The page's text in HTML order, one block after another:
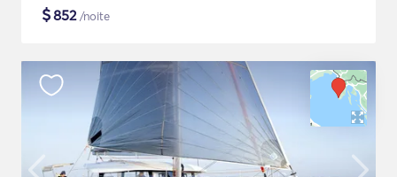
$852/noite